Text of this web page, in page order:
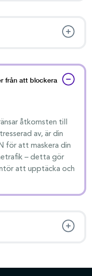
från att blockera
åtkomsten till
av, är din
för att maskera din
– detta gör
att upptäcka och